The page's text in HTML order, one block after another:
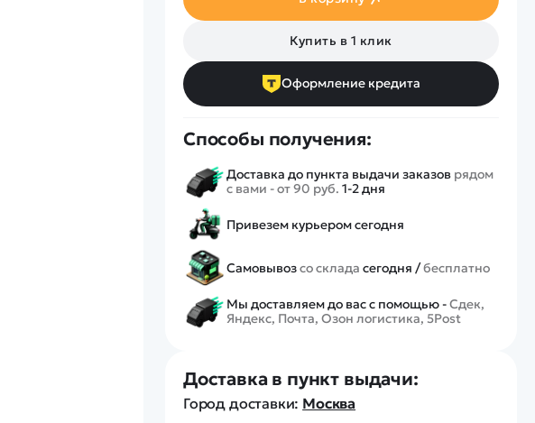
Купить в 1 клик
Оформление кредита
Способы получения:
Доставка до пункта выдачи заказов рядом
с вами - от 90 руб. 1-2 дня
Привезем курьером сегодня
Самовывозсо склада сегодня /бесплатно
Мы доставляем до вас с помощью -Сдек,
Яндекс, Почта, Озон логистика, 5Post
Доставка в пункт выдачи:
Город доставки: Москва
Спецтехника
Железные дороги
Конструкторы
Запчасти для моделей